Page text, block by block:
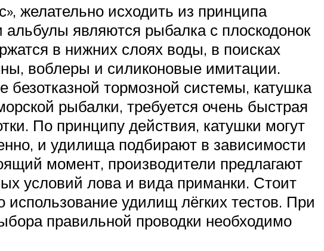
желательно исходить из принципа
являются рыбалка с плоскодонок
в нижних слоях воды, в поисках
воблеры и силиконовые имитации.
тормозной системы, катушка
рыбалки, требуется очень быстрая
По принципу действия, катушки могут
и удилища подбирают в зависимости
момент, производители предлагают
условий лова и вида приманки. Стоит
удилищ лёгких тестов. При
правильной проводки необходимо